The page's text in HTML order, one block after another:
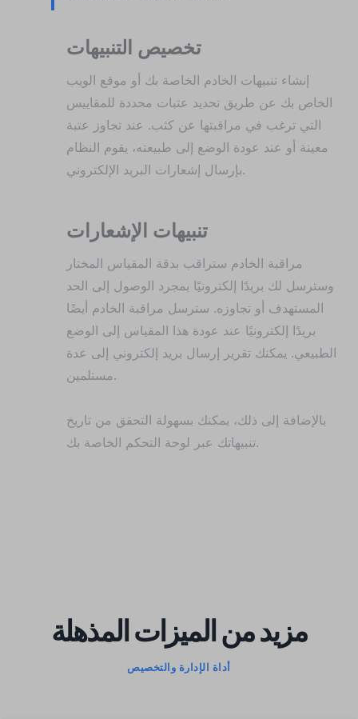
تخصيص التنبيهات
إنشاء تنبيهات الخادم الخاصة بك أو موقع الويب
الخاص بك عن طريق تحديد عتبات محددة للمقاييس
التي ترغب في مراقبتها عن كثب. عند تجاوز عتبة
معينة أو عند عودة الوضع إلى طبيعته، يقوم النظام
بإرسال إشعارات البريد الإلكتروني.
تنبيهات الإشعارات
مراقبة الخادم ستراقب بدقة المقياس المختار
وسترسل لك بريدًا إلكترونيًا بمجرد الوصول إلى الحد
المستهدف أو تجاوزه. سترسل مراقبة الخادم أيضًا
بريدًا إلكترونيًا عند عودة هذا المقياس إلى الوضع
الطبيعي. يمكنك تقرير إرسال بريد إلكتروني إلى عدة
مستلمين.
بالإضافة إلى ذلك، يمكنك بسهولة التحقق من تاريخ
تنبيهاتك عبر لوحة التحكم الخاصة بك.
مزيد من الميزات المذهلة
أداة الإدارة والتخصيص